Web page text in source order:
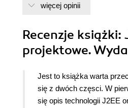
więcej opinii
Recenzje książki:
projektowe.
Jest to książka warta
się z dwóch częsci. W
się opis technologii J2EE